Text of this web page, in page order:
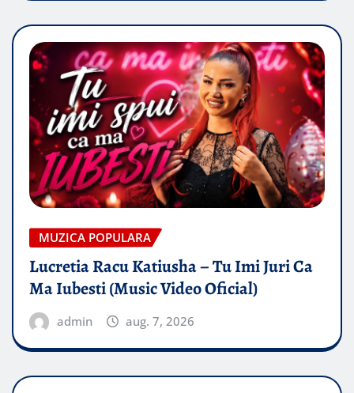
MUZICA POPULARA
Lucretia Racu Katiusha – Tu Imi Juri Ca
Ma Iubesti (Music Video Oficial)
admin aug. 7, 2026